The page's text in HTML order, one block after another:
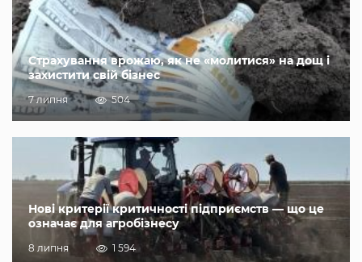
Страхування врожаю, як не «молитися» на дощ і
захистити свій бізнес
7 липня 504
Нові критерії критичності підприємств — що це
означає для агробізнесу
8 липня 1 594